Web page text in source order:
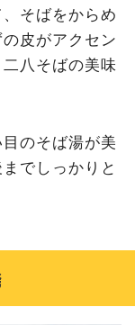
そばをからめ
皮がアクセン
八そばの美味
のそば湯が美
でしっかりと